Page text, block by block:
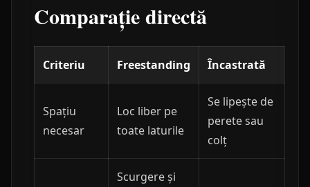
Comparație directă
Criteriu Freestanding Încastrată
Spațiu
necesar
Loc liber pe
toate laturile
Se lipește de
perete sau
colț
Scurgere și